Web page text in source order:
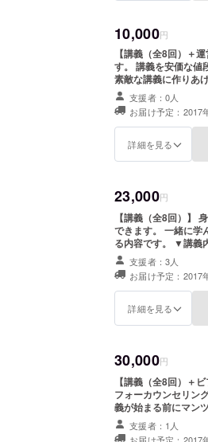
10,000円
【講義（全8回）＋運営スタッフ】 現在運
す。 講義を安価な値
素敵な講義に作りあげていきましょう
の方法でのご協力を
ような方法でご協力
支援者：0人
お届け予定：2017
詳細を見る
23,000円
【講義（全8回）】
できます。 一緒に学
る内容です。 ▼講義内容 第1回：心理学の基礎〜人間が変わる構造と人
間理解〜 第2回：傾
乗り相手に満足して
リング 第6回：実践
とめ ※1回あたり
支援者：3人
お届け予定：2017
詳細を見る
30,000円
【講義（全8回）＋ビフォ
フォーカウンセリングを1回行います。
義が始まる前にマン
うに学ぶべきかをサ
く、個別の悩みを解
支援者：1人